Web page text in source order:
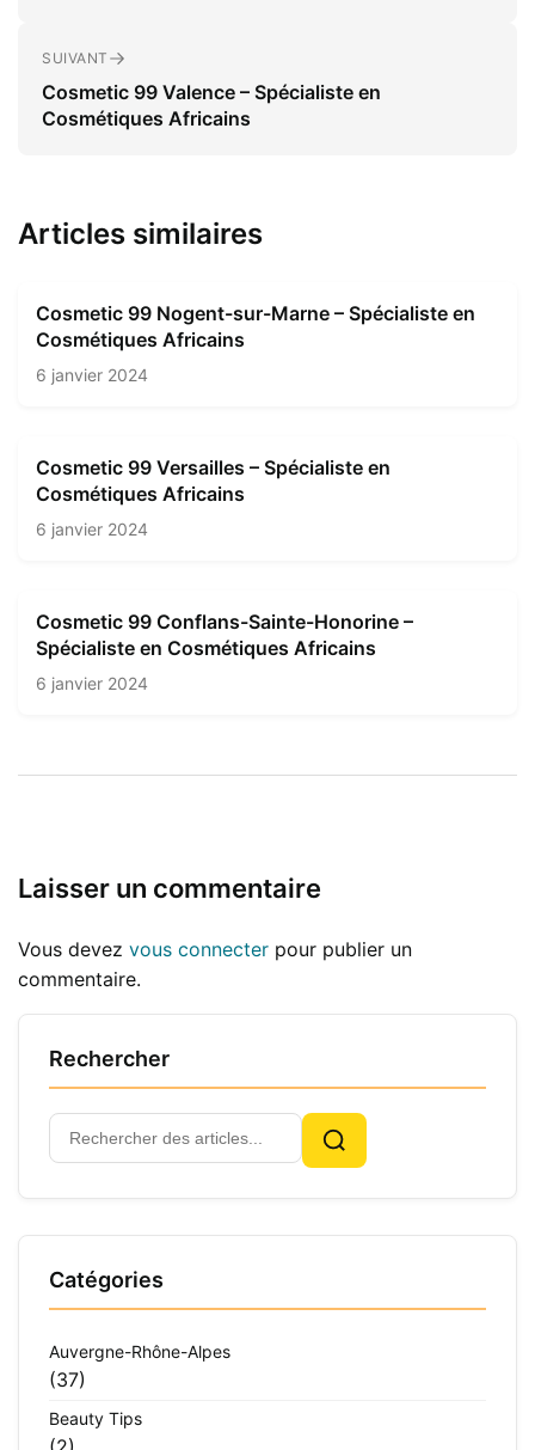
SUIVANT
Cosmetic 99 Valence – Spécialiste en
Cosmétiques Africains
Articles similaires
Cosmetic 99 Nogent-sur-Marne – Spécialiste en
Cosmétiques Africains
6 janvier 2024
Cosmetic 99 Versailles – Spécialiste en
Cosmétiques Africains
6 janvier 2024
Cosmetic 99 Conflans-Sainte-Honorine –
Spécialiste en Cosmétiques Africains
6 janvier 2024
Laisser un commentaire
Vous devez vous connecter pour publier un
commentaire.
Rechercher
Rechercher
:
Rechercher
Catégories
Auvergne-Rhône-Alpes
(37)
Beauty Tips